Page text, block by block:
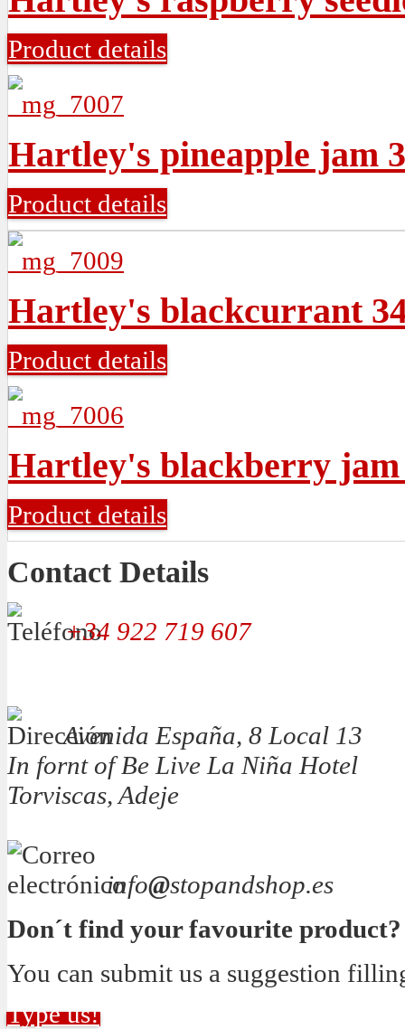
Product details
Hartley's pineapple jam
Product details
Hartley's blackcurrant
Product details
Hartley's blackberry jam
Product details
Contact Details
+34 922 719 607
Avenida España, 8 Local 13
In fornt of Be Live La Niña Hotel
Torviscas, Adeje
info@stopandshop.es
Don´t find your favourite product?
You can submit us a suggestion
Type us!